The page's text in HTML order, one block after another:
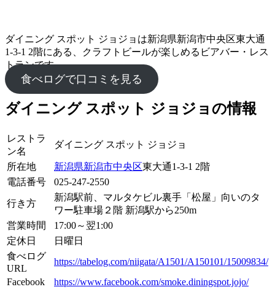
ダイニング スポット ジョジョは新潟県新潟市中央区東大通
1-3-1 2階にある、クラフトビールが楽しめるビアバー・レス
トランです。
食べログで口コミを見る
ダイニング スポット ジョジョの情報
レストラ
ン名
ダイニング スポット ジョジョ
所在地 新潟県新潟市中央区東大通1-3-1 2階
電話番号
025-247-2550
行き方
新潟駅前、マルタケビル裏手「松屋」向いのタ
ワー駐車場２階 新潟駅から250m
営業時間
17:00～翌1:00
定休日
日曜日
食べログ
URL
https://tabelog.com/niigata/A1501/A150101/15009834/
Facebook
https://www.facebook.com/smoke.diningspot.jojo/